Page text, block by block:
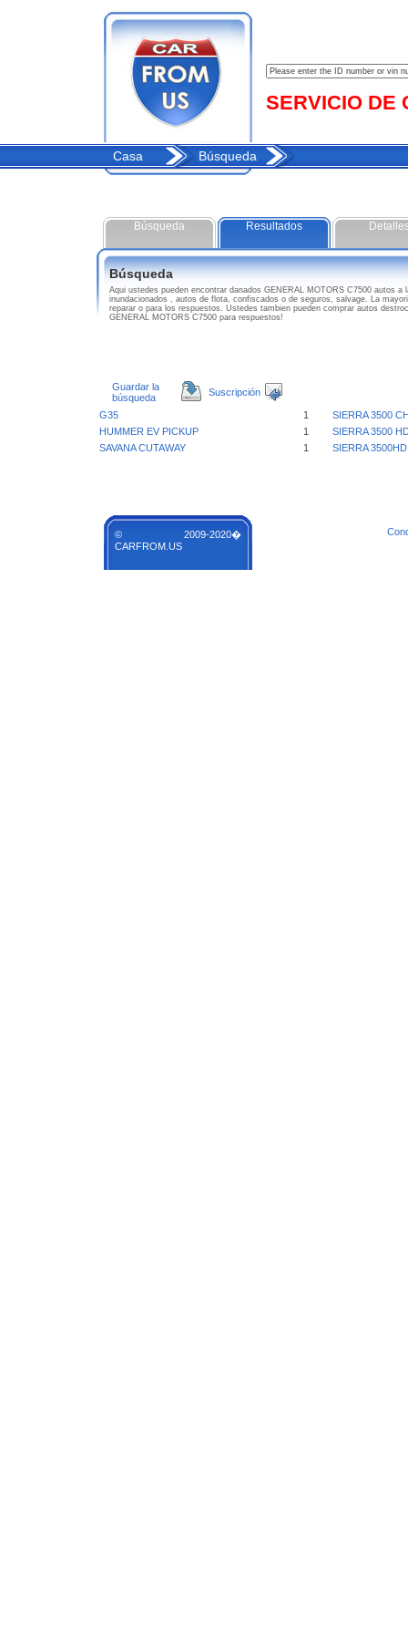
SERVICIO DE
Casa Búsqueda
Búsqueda Resultados
Búsqueda
Aqui ustedes pueden encontrar danados GENERAL MOTORS C7500 autos
inundacionados , autos de flota, confiscados o de seguros, salvage. La
reparar o para los respuestos. Ustedes tambien pueden comprar autos
GENERAL MOTORS C7500 para respuestos!
Guardar la
búsqueda
Suscripción
G35 1
SIERRA 3500
HUMMER EV PICKUP
1
SIERRA 3500
SAVANA CUTAWAY
1 SIERRA 3500HD
© 2009-2020�
CARFROM.US